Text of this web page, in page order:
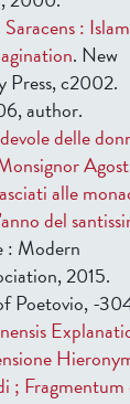
Saracens :
. New
Press, c2002.
author.
delle
alle
del
: Modern
2015.
Poetovio, -
; Fragmentum